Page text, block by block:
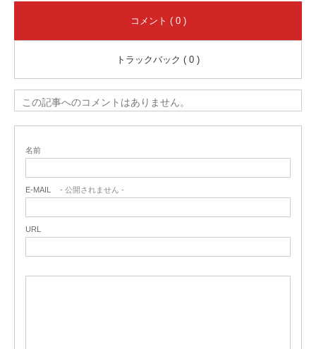
コメント ( 0 )
トラックバック ( 0 )
この記事へのコメントはありません。
名前
E-MAIL - 公開されません -
URL